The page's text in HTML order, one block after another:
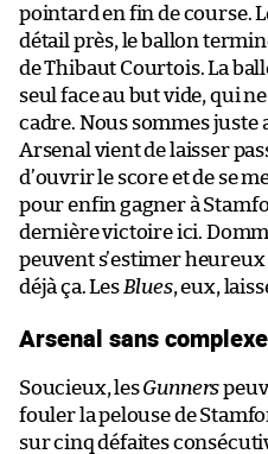
pointard en fin de course.
détail près, le ballon
de Thibaut Courtois. La
seul face au but vide, qui
cadre. Nous sommes juste
Arsenal vient de laisser
d’ouvrir le score et de se
pour enfin gagner à
dernière victoire ici.
peuvent s’estimer heureux
déjà ça. Les Blues, eux,
Arsenal sans complexe
Soucieux, lesGunners
fouler la pelouse de
sur cinq défaites